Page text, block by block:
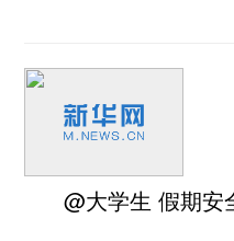
@大学生 假期安